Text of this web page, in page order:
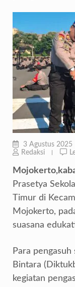
3 Agustus 2025
Redaksi
Prasetya
Timur di
Mojokerto,
suasana
Para
Bintara
kegiatan